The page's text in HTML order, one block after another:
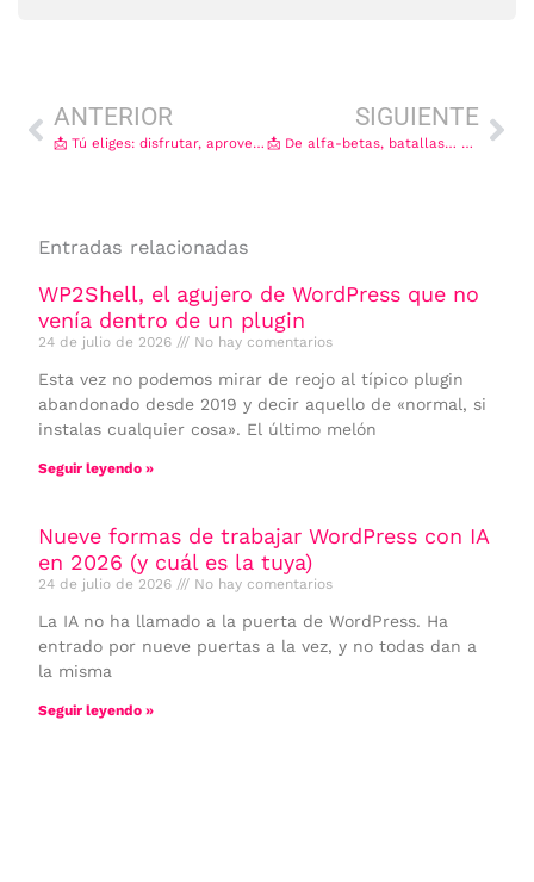
ANTERIOR
📩 Tú eliges: disfrutar, aprovechar, pasar por caja o protestar
SIGUIENTE
📩 De alfa-betas, batallas… y cómo ganar dinero con Elementor
Entradas relacionadas
WP2Shell, el agujero de WordPress que no
venía dentro de un plugin
24 de julio de 2026 No hay comentarios
Esta vez no podemos mirar de reojo al típico plugin
abandonado desde 2019 y decir aquello de «normal, si
instalas cualquier cosa». El último melón
Seguir leyendo »
Nueve formas de trabajar WordPress con IA
en 2026 (y cuál es la tuya)
24 de julio de 2026 No hay comentarios
La IA no ha llamado a la puerta de WordPress. Ha
entrado por nueve puertas a la vez, y no todas dan a
la misma
Seguir leyendo »